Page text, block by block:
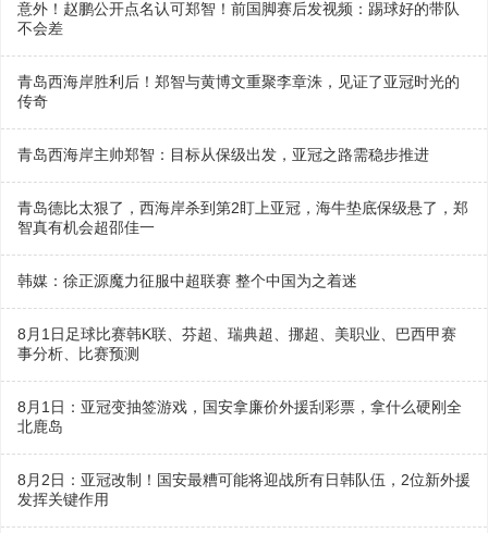
意外！赵鹏公开点名认可郑智！前国脚赛后发视频：踢球好的带队
不会差
青岛西海岸胜利后！郑智与黄博文重聚李章洙，见证了亚冠时光的
传奇
青岛西海岸主帅郑智：目标从保级出发，亚冠之路需稳步推进
青岛德比太狠了，西海岸杀到第2盯上亚冠，海牛垫底保级悬了，郑
智真有机会超邵佳一
韩媒：徐正源魔力征服中超联赛 整个中国为之着迷
8月1日足球比赛韩K联、芬超、瑞典超、挪超、美职业、巴西甲赛
事分析、比赛预测
8月1日：亚冠变抽签游戏，国安拿廉价外援刮彩票，拿什么硬刚全
北鹿岛
8月2日：亚冠改制！国安最糟可能将迎战所有日韩队伍，2位新外援
发挥关键作用